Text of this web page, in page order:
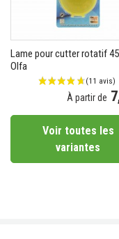
Lame pour cutter rotatif
Olfa
À partir de
Voir toutes les
variantes